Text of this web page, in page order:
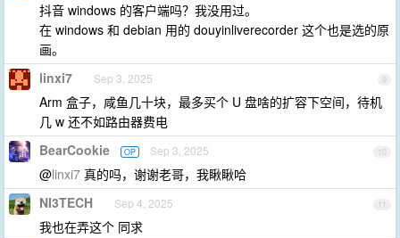
抖音 windows 的客户端吗？我没用过。
在 windows 和 debian 用的 douyinliverecorder 这个也是选的原
画。
9
linxi7 Sep 3, 2025
Arm 盒子，咸鱼几十块，最多买个 U 盘啥的扩容下空间，待机
几 w 还不如路由器费电
10
BearCookie OP Sep 3, 2025
@linxi7 真的吗，谢谢老哥，我瞅瞅哈
11
NI3TECH Sep 4, 2025
我也在弄这个 同求